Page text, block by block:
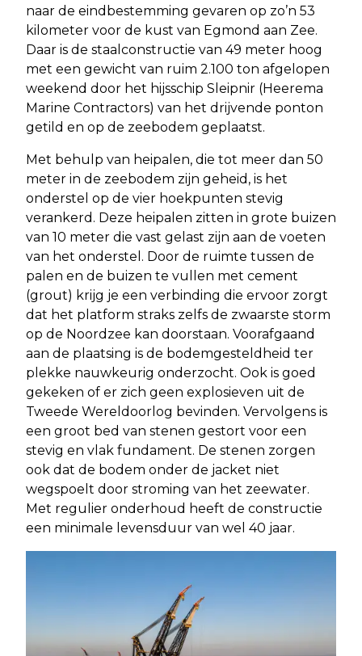
naar de eindbestemming gevaren op zo’n 53
kilometer voor de kust van Egmond aan Zee.
Daar is de staalconstructie van 49 meter hoog
met een gewicht van ruim 2.100 ton afgelopen
weekend door het hijsschip Sleipnir (Heerema
Marine Contractors) van het drijvende ponton
getild en op de zeebodem geplaatst.
Met behulp van heipalen, die tot meer dan 50
meter in de zeebodem zijn geheid, is het
onderstel op de vier hoekpunten stevig
verankerd. Deze heipalen zitten in grote buizen
van 10 meter die vast gelast zijn aan de voeten
van het onderstel. Door de ruimte tussen de
palen en de buizen te vullen met cement
(grout) krijg je een verbinding die ervoor zorgt
dat het platform straks zelfs de zwaarste storm
op de Noordzee kan doorstaan. Voorafgaand
aan de plaatsing is de bodemgesteldheid ter
plekke nauwkeurig onderzocht. Ook is goed
gekeken of er zich geen explosieven uit de
Tweede Wereldoorlog bevinden. Vervolgens is
een groot bed van stenen gestort voor een
stevig en vlak fundament. De stenen zorgen
ook dat de bodem onder de jacket niet
wegspoelt door stroming van het zeewater.
Met regulier onderhoud heeft de constructie
een minimale levensduur van wel 40 jaar.